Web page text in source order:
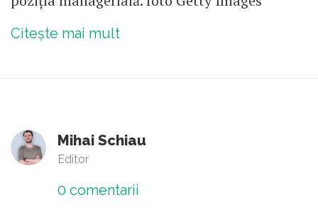
Citește mai mult
Mihai Schiau
Editor
0 comentarii